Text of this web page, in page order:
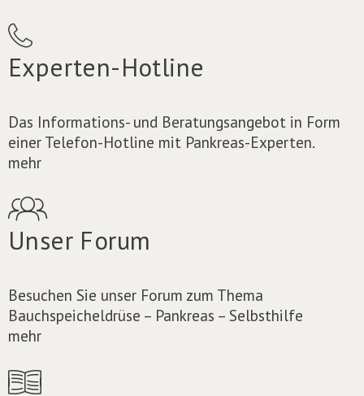
Experten-Hotline
Das Informations- und Beratungsangebot in Form
einer Telefon-Hotline mit Pankreas-Experten.
mehr
Unser Forum
Besuchen Sie unser Forum zum Thema
Bauchspeicheldrüse – Pankreas – Selbsthilfe
mehr